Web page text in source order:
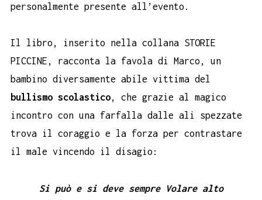
personalmente presente all’evento.
Il libro, inserito nella collana STORIE
PICCINE, racconta la favola di Marco, un
bambino diversamente abile vittima del
bullismo scolastico, che grazie al magico
incontro con una farfalla dalle ali spezzate
trova il coraggio e la forza per contrastare
il male vincendo il disagio:
Si può e si deve sempre Volare alto